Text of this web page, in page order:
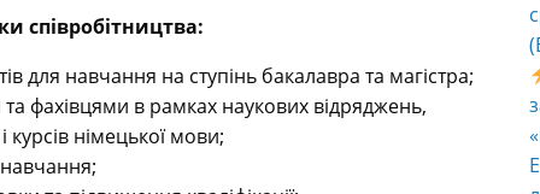
співробітництва:
для навчання на ступінь бакалавра та магістра;
фахівцями в рамках наукових відряджень,
курсів німецької мови;